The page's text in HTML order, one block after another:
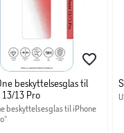
budgettet
Joy-coveret –
variant kan ikke
beskyttelsesglas til
13 Pro
beskyttelsesglas til iPhone